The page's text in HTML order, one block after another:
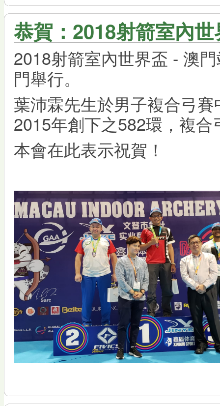
恭賀：2018射箭室內
2018射箭室內世界盃 - 澳
門舉行。
葉沛霖先生於男子複合弓
2015年創下之582環，複
本會在此表示祝賀！